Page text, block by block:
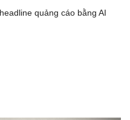
quảng cáo bằng AI